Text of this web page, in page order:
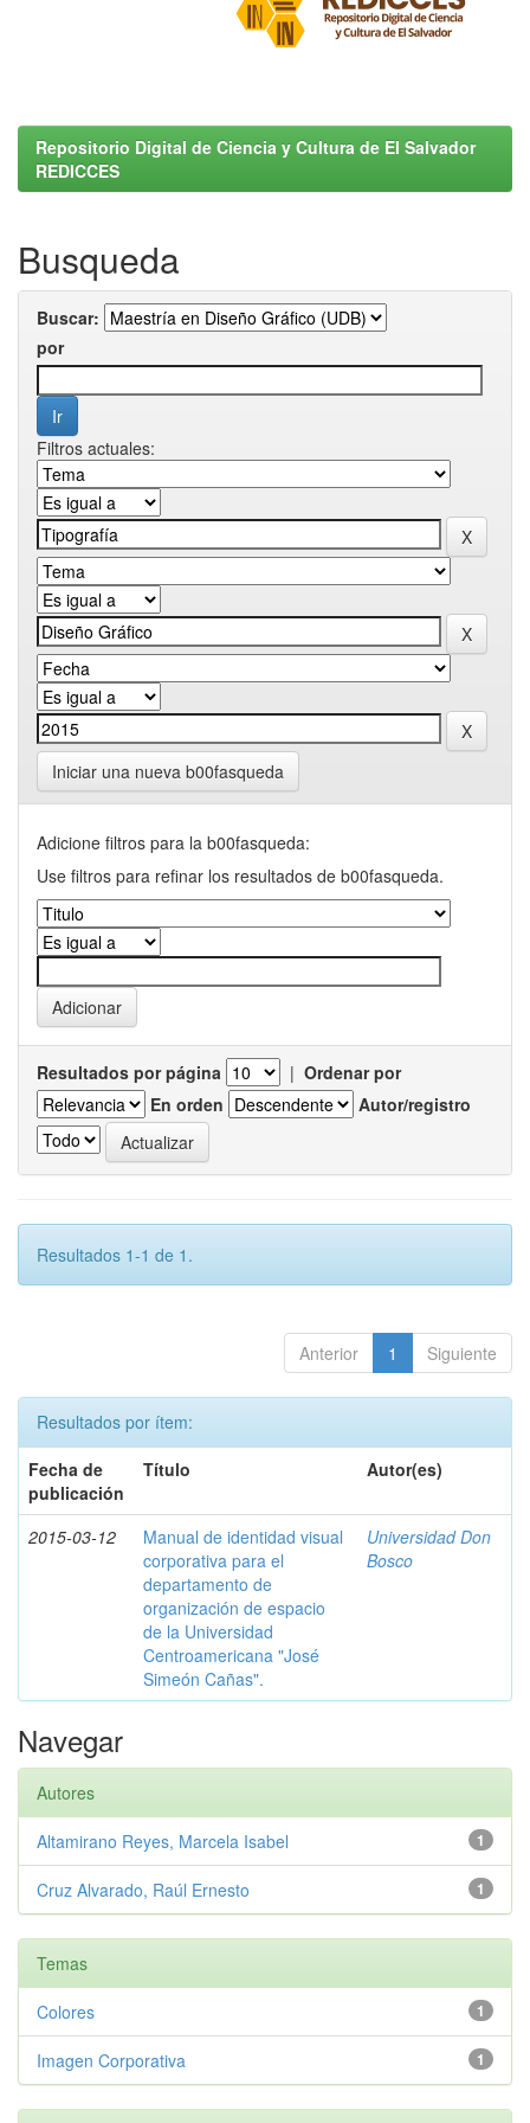
Repositorio Digital de Ciencia y Cultura de El Salvador
REDICCES
Busqueda
Buscar:
por
Filtros actuales:
Iniciar una nueva b00fasqueda
Adicione filtros para la b00fasqueda:
Use filtros para refinar los resultados de b00fasqueda.
Resultados por página | Ordenar por
En orden
Autor/registro
Resultados 1-1 de 1.
Anterior 1 Siguiente
Resultados por ítem:
Fecha de
publicación
Título Autor(es)
2015-03-12
Manual de identidad visual
corporativa para el
departamento de
organización de espacio
de la Universidad
Centroamericana "José
Simeón Cañas".
Universidad Don
Bosco
Navegar
Autores
1
Altamirano Reyes, Marcela Isabel
1
Cruz Alvarado, Raúl Ernesto
Temas
1
Colores
1
Imagen Corporativa